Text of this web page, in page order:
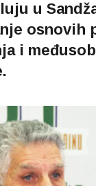
u
osnovih
i